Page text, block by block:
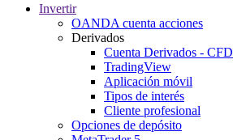
Invertir
OANDA cuenta acciones
Derivados
Cuenta Derivados - CFD
TradingView
Aplicación móvil
Tipos de interés
Cliente profesional
Opciones de depósito